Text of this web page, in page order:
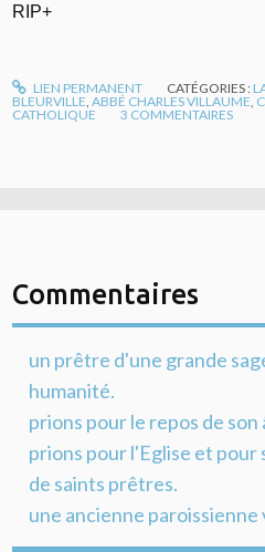
RIP+
LIEN PERMANENT CATÉGORIES :
BLEURVILLE ABBÉ CHARLES VILLAUME
CATHOLIQUE
3 COMMENTAIRES
Commentaires
un prêtre d'une grande
humanité.
prions pour le repos de son
prions pour l'Eglise et pour
de saints prêtres.
une ancienne